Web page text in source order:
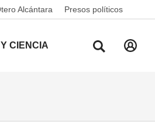
Alcántara Presos políticos
CIENCIA